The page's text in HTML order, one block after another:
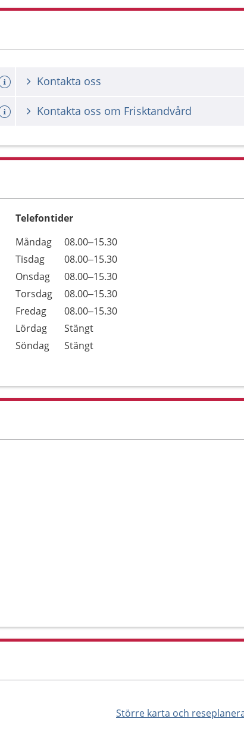
Kontakta oss
Kontakta oss om Frisktandvård
Telefontider
Dag
Öppettider
Kommentarer
Måndag
08.00–15.30
Tisdag
08.00–15.30
Onsdag
08.00–15.30
Torsdag
08.00–15.30
Fredag
08.00–15.30
Lördag
Stängt
Söndag
Stängt
Större karta och